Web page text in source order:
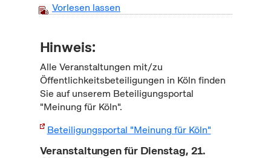
Vorlesen lassen
Hinweis:
Alle Veranstaltungen mit/zu
Öffentlichkeitsbeteiligungen in Köln finden
Sie auf unserem Beteiligungsportal
"Meinung für Köln".
Beteiligungsportal "Meinung für Köln"
Veranstaltungen für Dienstag, 21.